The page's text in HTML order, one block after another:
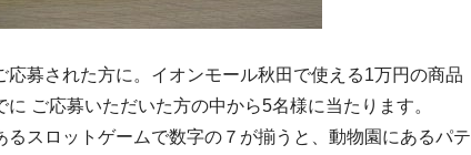
応募された方に。イオンモール秋田で使える1万円の商品
ご応募いただいた方の中から5名様に当たります。
るスロットゲームで数字の７が揃うと、動物園にあるパテ